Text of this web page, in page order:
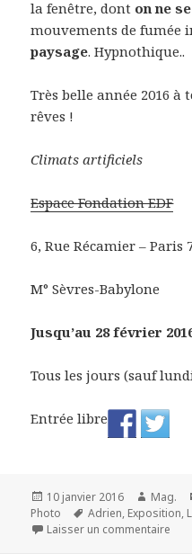
la fenêtre, dont on ne
mouvements de fumée
paysage. Hypnothique..
Très belle année 2016 à
rêves !
Climats artificiels
Espace Fondation EDF
6, Rue Récamier – Paris
M° Sèvres-Babylone
Jusqu’au 28 février
Tous les jours (sauf
Entrée libre
Publié
le
10 janvier 2016 Auteur
Mag.
Photo
Mots-
clés
Adrien, Exposition,
Laisser un commentaire